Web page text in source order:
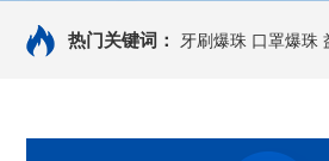
热门关键词： 牙刷爆珠 口罩爆珠